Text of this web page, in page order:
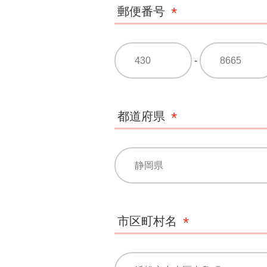
郵便番号
-
都道府県
市区町村名